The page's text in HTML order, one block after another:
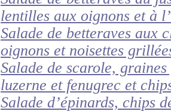
lentilles aux oignons et à
Salade de betteraves aux
oignons et noisettes
Salade de scarole, graines
luzerne et fenugrec et
Salade d’épinards, chips